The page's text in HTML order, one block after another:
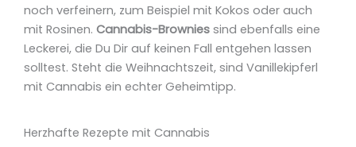
noch verfeinern, zum Beispiel mit Kokos oder auch
mit Rosinen. Cannabis-Brownies sind ebenfalls eine
Leckerei, die Du Dir auf keinen Fall entgehen lassen
solltest. Steht die Weihnachtszeit, sind Vanillekipferl
mit Cannabis ein echter Geheimtipp.
Herzhafte Rezepte mit Cannabis